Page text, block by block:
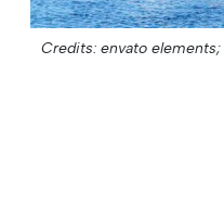
Credits: envato elements;